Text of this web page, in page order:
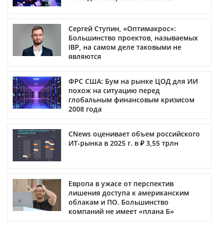
Сергей Ступин, «Оптимакрос»:
Большинство проектов, называемых
IBP, на самом деле таковыми не
являются
ФРС США: Бум на рынке ЦОД для ИИ
похож на ситуацию перед
глобальным финансовым кризисом
2008 года
CNews оценивает объем российского
ИТ-рынка в 2025 г. в ₽ 3,55 трлн
Европа в ужасе от перспектив
лишения доступа к американским
облакам и ПО. Большинство
компаний не имеет «плана Б»